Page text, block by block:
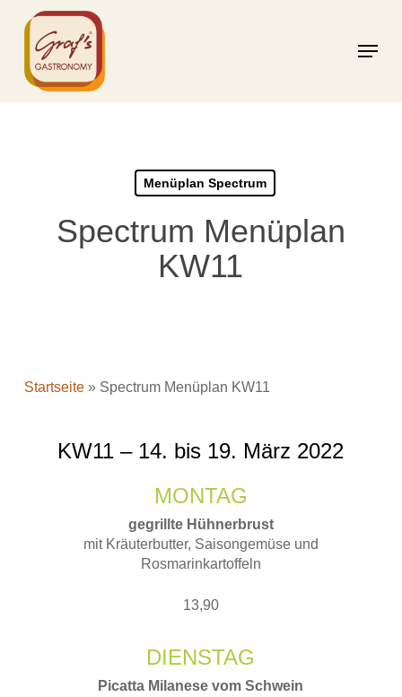
content
Menu
Menüplan Spectrum
Spectrum Menüplan
KW11
Startseite» Spectrum Menüplan KW11
KW11 – 14. bis 19. März 2022
MONTAG
gegrillte Hühnerbrust
mit Kräuterbutter, Saisongemüse und
Rosmarinkartoffeln
13,90
DIENSTAG
Picatta Milanese vom Schwein